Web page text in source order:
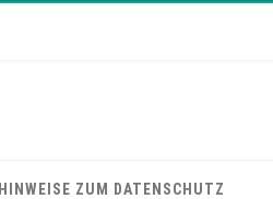
HINWEISE ZUM DATENSCHUTZ